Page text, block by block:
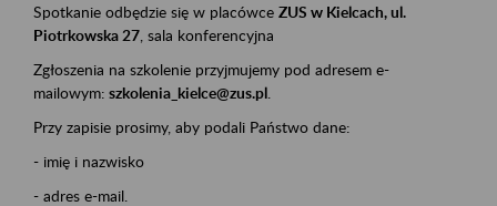
Spotkanie odbędzie się w placówce ZUS w Kielcach, ul.
Piotrkowska 27 , sala konferencyjna
Zgłoszenia na szkolenie przyjmujemy pod adresem e-
mailowym: szkolenia_kielce@zus.pl
Przy zapisie prosimy, aby podali Państwo dane:
- imię i nazwisko
- adres e-mail.